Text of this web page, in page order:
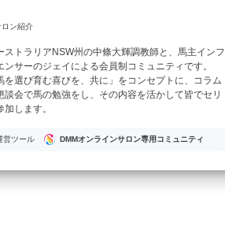
ロン紹介
ストラリアNSW州の中條大輝調教師と、馬主インフ
ンサーのジェイによる会員制コミュニティです。
を選び育む喜びを、共に」をコンセプトに、コラム
談会で馬の勉強をし、その内容を活かして皆でセリ
加します。
営ツール DMMオンラインサロン専用コミュニティ